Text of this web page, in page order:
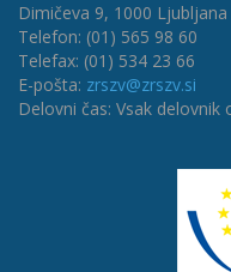
Dimičeva 9, 1000 Ljubljana
Telefon: (01) 565 98 60
Telefax: (01) 534 23 66
E-pošta: zrszv@zrszv.si
Delovni čas: Vsak delovnik